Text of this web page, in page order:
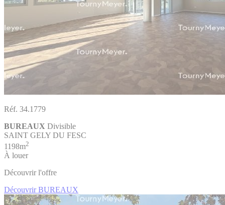
Réf. 34.1779
BUREAUX Divisible
SAINT GELY DU FESC
1198m2
À louer
Découvrir l'offre
Découvrir BUREAUX